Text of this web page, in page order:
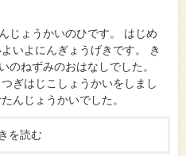
じょうかいのひです。 はじめ
いよにんぎょうげきです。 き
のねずみのおはなしでした。
ぎはじこしょうかいをしまし
んじょうかいでした。
を読む